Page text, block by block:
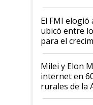
de Milei
El FMI elogió
ubicó entre
para el
Milei y Elon
internet en
rurales de la
a un